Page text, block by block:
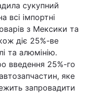
сукупний
всі імпортні
з Мексики та
діє 25%-ве
та алюмінію.
введення 25%-го
яке
запровадити